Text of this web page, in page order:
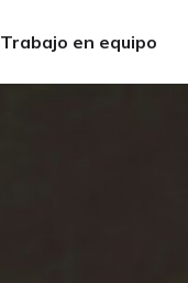
Trabajo en equipo